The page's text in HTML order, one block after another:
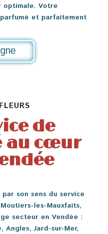
optimale. Votre
et parfaitement
de
au cœur
son sens du service
les-Mauxfaits,
secteur en Vendée :
Angles, Jard-sur-Mer,